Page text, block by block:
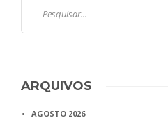
ARQUIVOS
AGOSTO 2026